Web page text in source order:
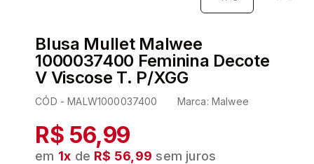
Blusa Mullet Malwee
1000037400 Feminina Decote
V Viscose T. P/XGG
CÓD -MALW1000037400 Marca: Malwee
R$ 56,99
em 1x de R$ 56,99 sem juros
sutia
8º
pijama
9º
demillus
meia